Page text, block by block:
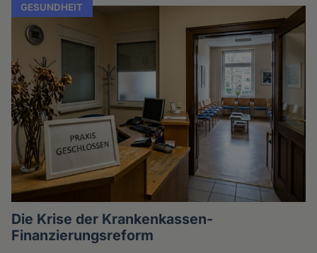
GESUNDHEIT
Die Krise der Krankenkassen-
Finanzierungsreform